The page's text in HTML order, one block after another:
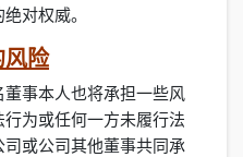
对权威。
风险
事本人也将承担一些风
为或任何一方未履行法
或公司其他董事共同承